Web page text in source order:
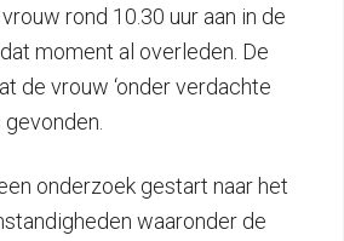
rond 10.30 uur aan in de
moment al overleden. De
de vrouw ‘onder verdachte
onderzoek gestart naar het
waaronder de